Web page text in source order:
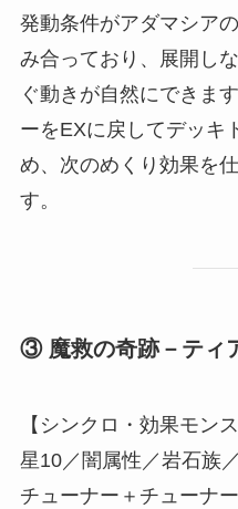
発動条件がアダマシア
み合っており、展開し
ぐ動きが自然にできま
ーをEXに戻してデッキ
め、次のめくり効果を
す。
③ 魔救の奇跡－ティ
【シンクロ・効果モンス
星10／闇属性／岩石族
チューナー＋チューナ